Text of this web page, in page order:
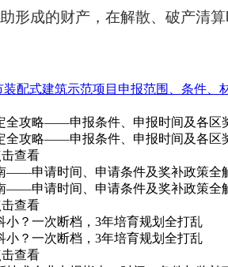
形成的财产，在解散、破产清
装配式建筑示范项目申报范围、条件、
全攻略——申报条件、申报时间及各区
全攻略——申报条件、申报时间及各区
击查看
——申请时间、申请条件及奖补政策全
——申请时间、申请条件及奖补政策全
击查看
小？一次断档，3年培育规划全打乱
小？一次断档，3年培育规划全打乱
击查看